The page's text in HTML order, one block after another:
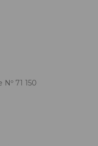
71 150